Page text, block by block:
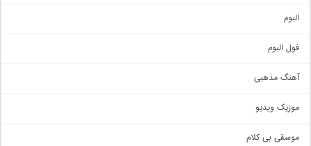
اجتماعی
حماسی
سنتی
اهنگ بندرعباسی
البوم
فول البوم
آهنگ مذهبی
موزیک ویدیو
موسقی بی کلام